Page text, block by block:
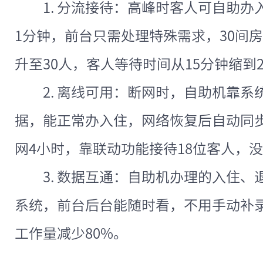
1. 分流接待：高峰时客人可自助办
1分钟，前台只需处理特殊需求，30间
升至30人，客人等待时间从15分钟缩
2. 离线可用：断网时，自助机靠系
据，能正常办入住，网络恢复后自动同
网4小时，靠联动功能接待18位客人，
3. 数据互通：自助机办理的入住、
系统，前台后台能随时看，不用手动补
工作量减少80%。